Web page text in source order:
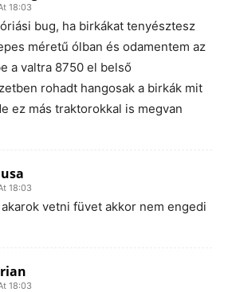
18:03
bug, ha birkákat tenyésztesz
méretű ólban és odamentem az
a valtra 8750 el belső
rohadt hangosak a birkák mit
ez más traktorokkal is megvan
18:03
vetni füvet akkor nem engedi
18:03